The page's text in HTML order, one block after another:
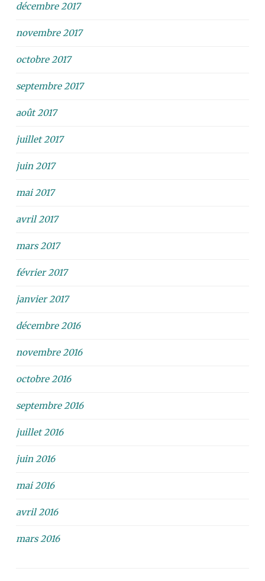
décembre 2017
novembre 2017
octobre 2017
septembre 2017
août 2017
juillet 2017
juin 2017
mai 2017
avril 2017
mars 2017
février 2017
janvier 2017
décembre 2016
novembre 2016
octobre 2016
septembre 2016
juillet 2016
juin 2016
mai 2016
avril 2016
mars 2016